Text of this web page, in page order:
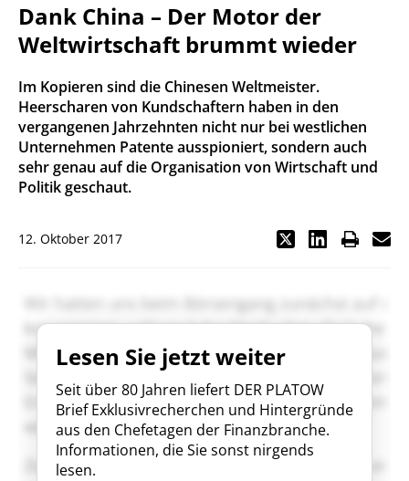
Dank China – Der Motor der
Weltwirtschaft brummt wieder
Im Kopieren sind die Chinesen Weltmeister.
Heerscharen von Kundschaftern haben in den
vergangenen Jahrzehnten nicht nur bei westlichen
Unternehmen Patente ausspioniert, sondern auch
sehr genau auf die Organisation von Wirtschaft und
Politik geschaut.
12. Oktober 2017
Lesen Sie jetzt weiter
Seit über 80 Jahren liefert DER PLATOW
Brief Exklusivrecherchen und Hintergründe
aus den Chefetagen der Finanzbranche.
Informationen, die Sie sonst nirgends
lesen.